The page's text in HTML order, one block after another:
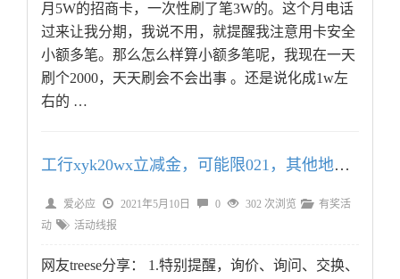
月5W的招商卡，一次性刷了笔3W的。这个月电话
过来让我分期，我说不用，就提醒我注意用卡安全
小额多笔。那么怎么样算小额多笔呢，我现在一天
刷个2000，天天刷会不会出事 。还是说化成1w左
右的 …
工行xyk20wx立减金，可能限021，其他地区自测！！！
爱必应 2021年5月10日 0 302 次浏览
有奖活
动
活动线报
网友treese分享： 1.特别提醒，询价、询问、交换、